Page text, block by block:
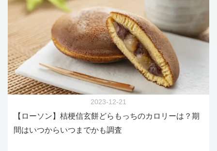
2023-12-21
【ローソン】桔梗信玄餅どらもっちのカロリーは？期
間はいつからいつまでかも調査